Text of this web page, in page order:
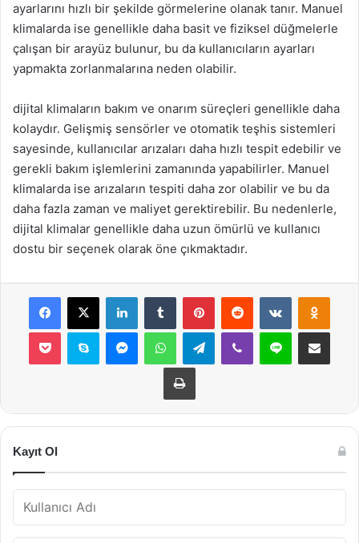
ayarlarını hızlı bir şekilde görmelerine olanak tanır. Manuel
klimalarda ise genellikle daha basit ve fiziksel düğmelerle
çalışan bir arayüz bulunur, bu da kullanıcıların ayarları
yapmakta zorlanmalarına neden olabilir.
dijital klimaların bakım ve onarım süreçleri genellikle daha
kolaydır. Gelişmiş sensörler ve otomatik teşhis sistemleri
sayesinde, kullanıcılar arızaları daha hızlı tespit edebilir ve
gerekli bakım işlemlerini zamanında yapabilirler. Manuel
klimalarda ise arızaların tespiti daha zor olabilir ve bu da
daha fazla zaman ve maliyet gerektirebilir. Bu nedenlerle,
dijital klimalar genellikle daha uzun ömürlü ve kullanıcı
dostu bir seçenek olarak öne çıkmaktadır.
Facebook
X LinkedInTumblr PinterestReddit VKontakte
Pocket Skype MessengerWhatsAppTelegramViber Line E-Posta ile
Yazdır
Kayıt Ol